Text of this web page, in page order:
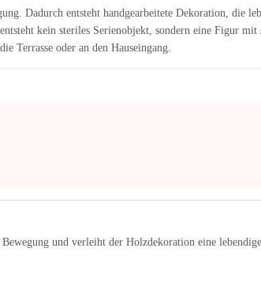
Dadurch entsteht handgearbeitete Dekoration, die
kein steriles Serienobjekt, sondern eine Figur mit
Terrasse oder an den Hauseingang.
und verleiht der Holzdekoration eine